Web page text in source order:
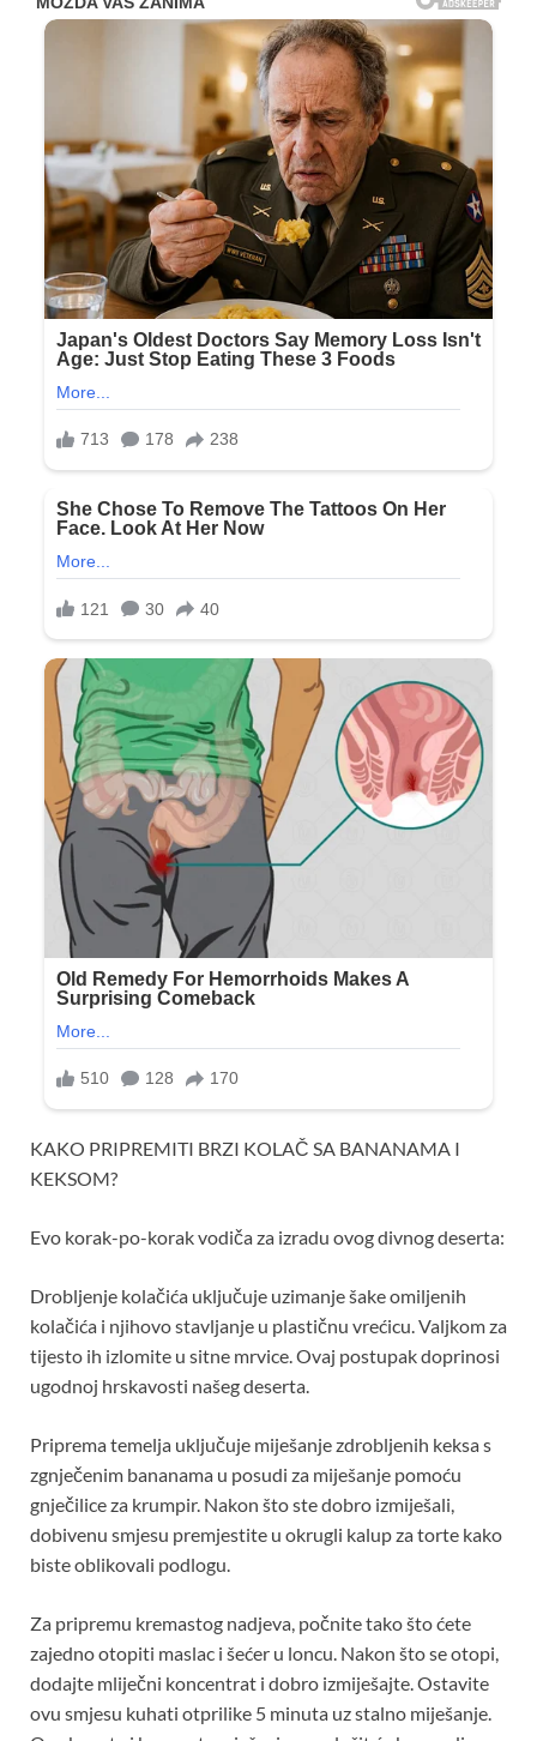
KAKO PRIPREMITI BRZI KOLAČ SA BANANAMA I
KEKSOM?
Evo korak-po-korak vodiča za izradu ovog divnog deserta:
Drobljenje kolačića uključuje uzimanje šake omiljenih
kolačića i njihovo stavljanje u plastičnu vrećicu. Valjkom za
tijesto ih izlomite u sitne mrvice. Ovaj postupak doprinosi
ugodnoj hrskavosti našeg deserta.
Priprema temelja uključuje miješanje zdrobljenih keksa s
zgnječenim bananama u posudi za miješanje pomoću
gnječilice za krumpir. Nakon što ste dobro izmiješali,
dobivenu smjesu premjestite u okrugli kalup za torte kako
biste oblikovali podlogu.
Za pripremu kremastog nadjeva, počnite tako što ćete
zajedno otopiti maslac i šećer u loncu. Nakon što se otopi,
dodajte mliječni koncentrat i dobro izmiješajte. Ostavite
ovu smjesu kuhati otprilike 5 minuta uz stalno miješanje.